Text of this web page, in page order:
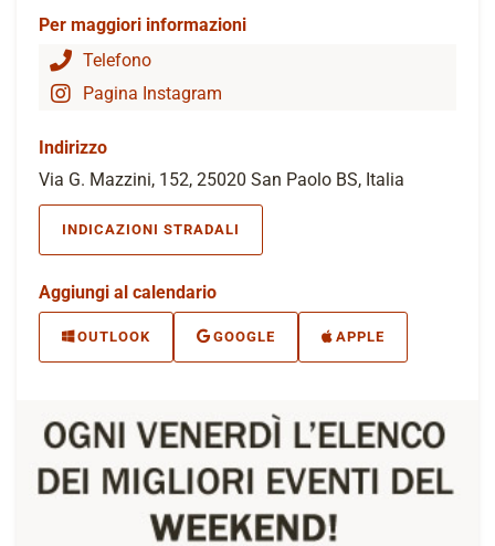
Per maggiori informazioni
Telefono
Pagina Instagram
Indirizzo
Via G. Mazzini, 152, 25020 San Paolo BS, Italia
INDICAZIONI STRADALI
Aggiungi al calendario
OUTLOOK GOOGLE APPLE